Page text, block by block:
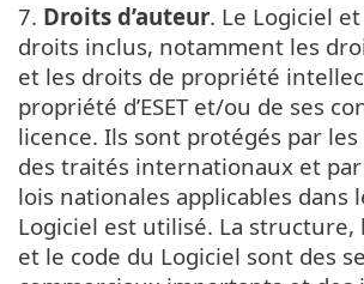
7. Droits d’auteur. Le Logiciel
droits inclus, notamment les
et les droits de propriété
propriété d’ESET et/ou de ses
licence. Ils sont protégés par
des traités internationaux et
lois nationales applicables dans
Logiciel est utilisé. La structure,
et le code du Logiciel sont des